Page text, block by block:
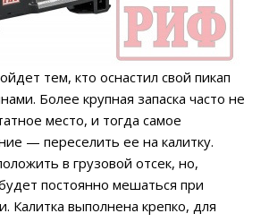
тем, кто оснастил свой пикап
Более крупная запаска часто не
место, и тогда самое
— переселить ее на калитку.
в грузовой отсек, но,
постоянно мешаться при
Калитка выполнена крепко, для